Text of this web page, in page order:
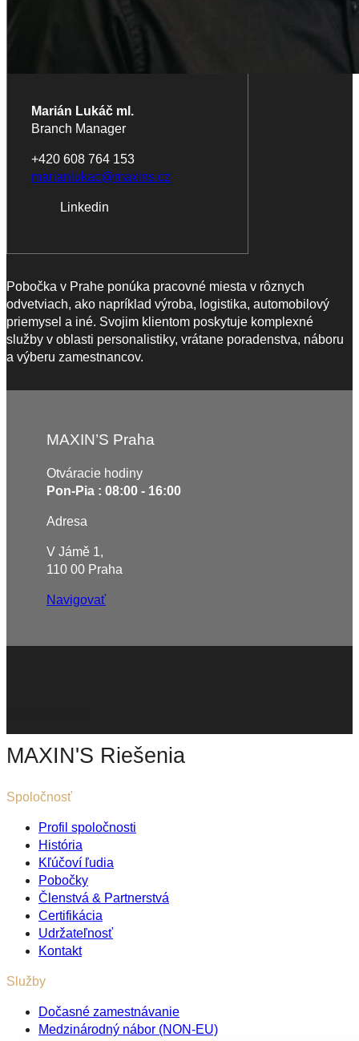
Marián Lukáč ml.
Branch Manager
+420 608 764 153
marianlukac@maxins.cz
Linkedin
Pobočka v Prahe ponúka pracovné miesta v rôznych
odvetviach, ako napríklad výroba, logistika, automobilový
priemysel a iné. Svojim klientom poskytuje komplexné
služby v oblasti personalistiky, vrátane poradenstva, náboru
a výberu zamestnancov.
MAXIN’S Praha
Otváracie hodiny
Pon-Pia : 08:00 - 16:00
Adresa
V Jámě 1,
110 00 Praha
Navigovať
MAXIN'S Riešenia
Spoločnosť
Profil spoločnosti
História
Kľúčoví ľudia
Pobočky
Členstvá & Partnerstvá
Certifikácia
Udržateľnosť
Kontakt
Služby
Dočasné zamestnávanie
Medzinárodný nábor (NON-EU)